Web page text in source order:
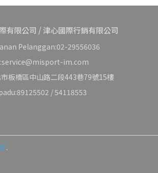
有限公司 / 津心國際行銷有限公司
Pelanggan:02-29556036
im.com
板橋區中山路二段443巷79號15樓
/ 54118553
.